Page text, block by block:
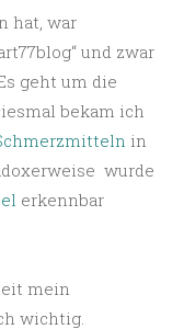
hat, war
und zwar
geht um die
bekam ich
in
wurde
erkennbar
mein
wichtig.